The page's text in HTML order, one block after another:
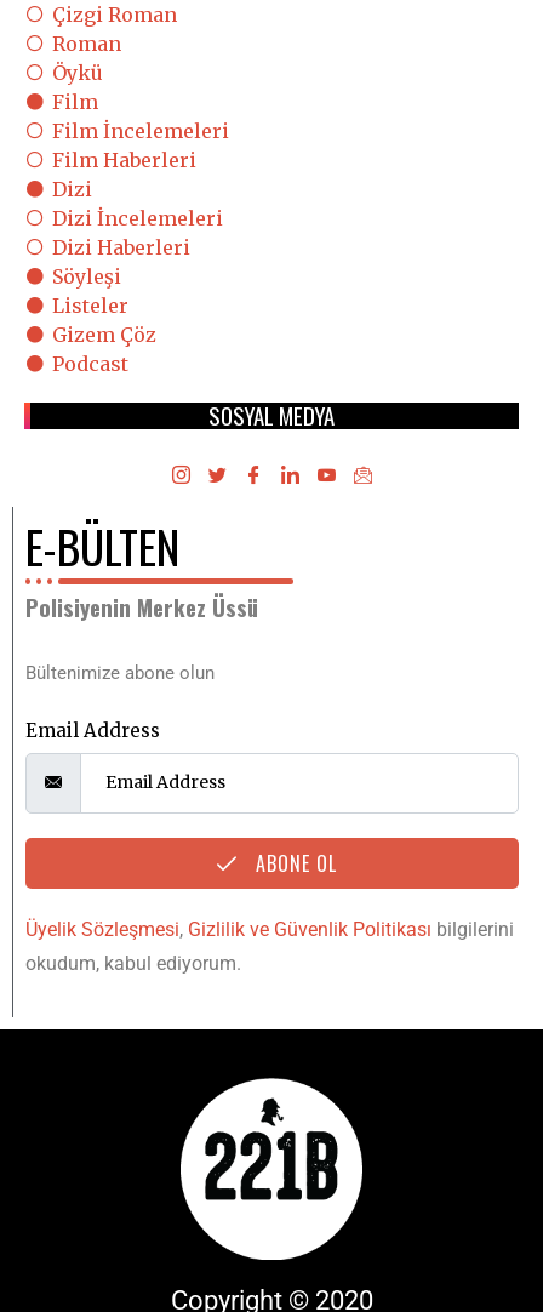
Çizgi Roman
Roman
Öykü
Film
Film İncelemeleri
Film Haberleri
Dizi
Dizi İncelemeleri
Dizi Haberleri
Söyleşi
Listeler
Gizem Çöz
Podcast
SOSYAL MEDYA
E-BÜLTEN
Polisiyenin Merkez Üssü
Bültenimize abone olun
Email Address
ABONE OL
Üyelik Sözleşmesi, Gizlilik ve Güvenlik Politikası bilgilerini
okudum, kabul ediyorum.
Copyright © 2020